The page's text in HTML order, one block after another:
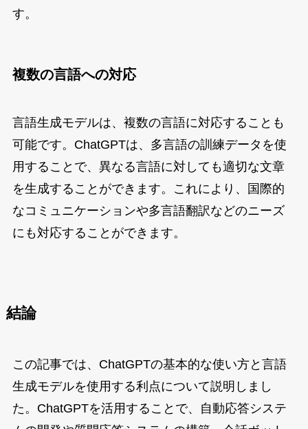
す。
複数の言語への対応
言語生成モデルは、複数の言語に対応することも
可能です。ChatGPTは、多言語の訓練データを使
用することで、異なる言語に対しても適切な文章
を生成することができます。これにより、国際的
なコミュニケーションや多言語翻訳などのニーズ
にも対応することができます。
結論
この記事では、ChatGPTの基本的な使い方と言語
生成モデルを使用する利点について説明しまし
た。ChatGPTを活用することで、自動応答システ